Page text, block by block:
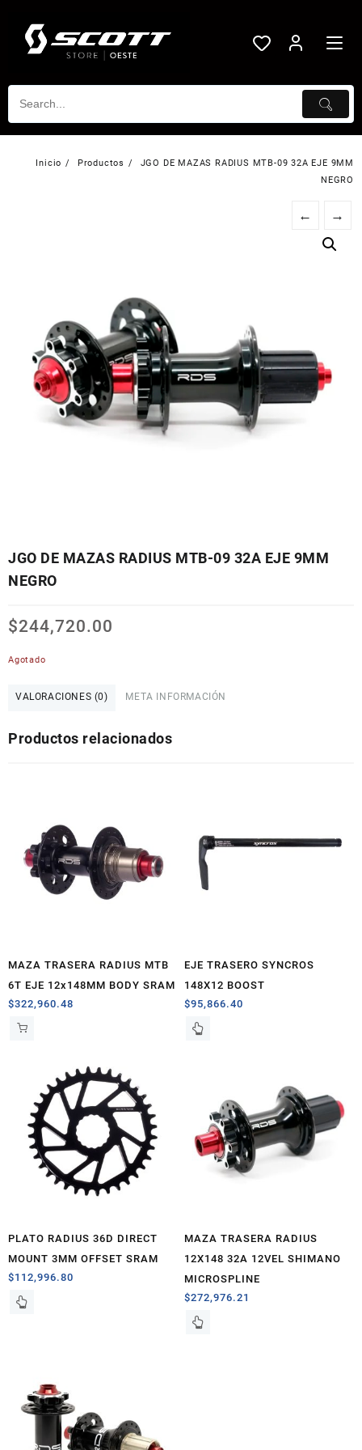
contenido
Inicio Productos
JGO DE MAZAS RADIUS MTB-09 32A EJE 9MM
NEGRO
← →
JGO DE MAZAS RADIUS MTB-09 32A EJE 9MM
NEGRO
$244,720.00
Agotado
VALORACIONES (0) META INFORMACIÓN
Productos relacionados
MAZA TRASERA RADIUS MTB
6T EJE 12x148MM BODY SRAM
$322,960.48
EJE TRASERO SYNCROS
148X12 BOOST
$95,866.40
PLATO RADIUS 36D DIRECT
MOUNT 3MM OFFSET SRAM
$112,996.80
MAZA TRASERA RADIUS
12X148 32A 12VEL SHIMANO
MICROSPLINE
$272,976.21